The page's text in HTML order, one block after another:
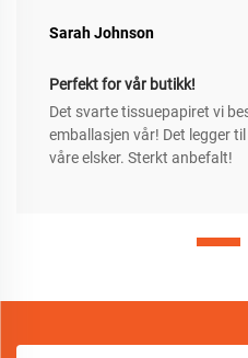
Sarah Johnson
Perfekt for vår butikk!
Det svarte tissuepapiret vi
emballasjen vår! Det legger
våre elsker. Sterkt anbefalt!